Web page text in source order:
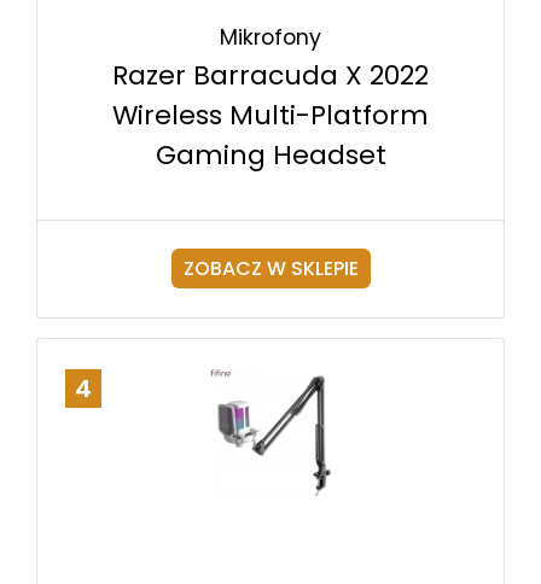
Mikrofony
Razer Barracuda X 2022
Wireless Multi-Platform
Gaming Headset
ZOBACZ W SKLEPIE
4